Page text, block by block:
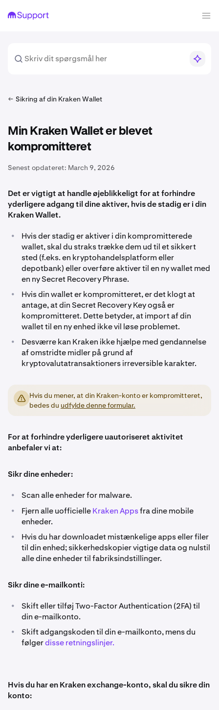
Sikring af din Kraken Wallet
Min Kraken Wallet er blevet
kompromitteret
Senest opdateret: March 9, 2026
Det er vigtigt at handle øjeblikkeligt for at forhindre
yderligere adgang til dine aktiver, hvis de stadig er i din
Kraken Wallet.
•
Hvis der stadig er aktiver i din kompromitterede
wallet, skal du straks trække dem ud til et sikkert
sted (f.eks. en kryptohandelsplatform eller
depotbank) eller overføre aktiver til en ny wallet med
en ny Secret Recovery Phrase.
•
Hvis din wallet er kompromitteret, er det klogt at
antage, at din Secret Recovery Key også er
kompromitteret. Dette betyder, at import af din
wallet til en ny enhed ikke vil løse problemet.
•
Desværre kan Kraken ikke hjælpe med gendannelse
af omstridte midler på grund af
kryptovalutatransaktioners irreversible karakter.
Hvis du mener, at din Kraken-konto er kompromitteret,
bedes du udfylde denne formular.
For at forhindre yderligere uautoriseret aktivitet
anbefaler vi at:
Sikr dine enheder:
• Scan alle enheder for malware.
• Fjern alle uofficielleKraken Appsfra dine mobile
enheder.
•
Hvis du har downloadet mistænkelige apps eller filer
til din enhed; sikkerhedskopier vigtige data og nulstil
alle dine enheder til fabriksindstillinger.
Sikr dine e-mailkonti:
•
Skift eller tilføj Two-Factor Authentication (2FA) til
din e-mailkonto.
•
Skift adgangskoden til din e-mailkonto, mens du
følgerdisse retningslinjer.
Hvis du har en Kraken exchange-konto, skal du sikre din
konto: